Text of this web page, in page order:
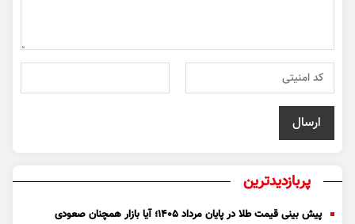
پربازدیدترین
پیش بینی قیمت طلا در پایان مرداد 1405؛ آیا بازار همچنان صعودی